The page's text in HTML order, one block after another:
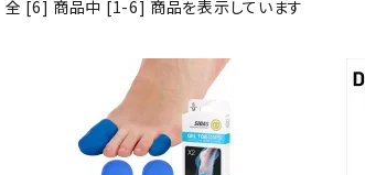
ル テニス・バドミントン
全 [6] 商品中 [1-6] 商品を表示しています